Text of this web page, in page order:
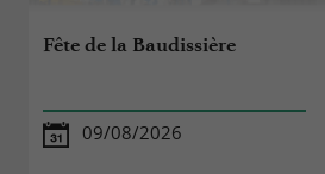
Fête de la Baudissière
09/08/2026